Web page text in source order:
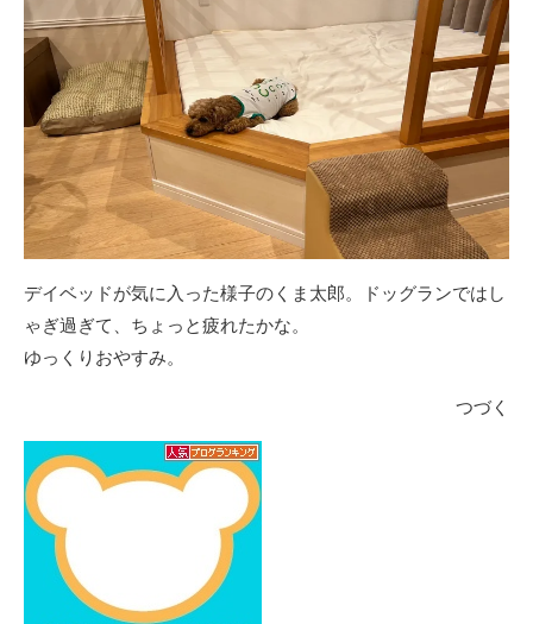
デイベッドが気に入った様子のくま太郎。ドッグランではし
ゃぎ過ぎて、ちょっと疲れたかな。
ゆっくりおやすみ。
つづく